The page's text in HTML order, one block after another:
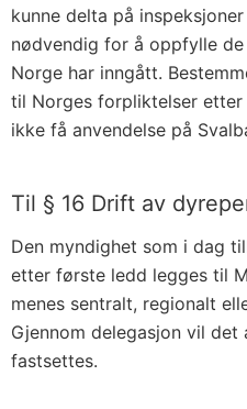
kunne delta på
nødvendig for å oppfylle
Norge har inngått.
til Norges forpliktelser
ikke få anvendelse på
Til § 16 Drift av
Den myndighet som i dag
etter første ledd legges til
menes sentralt, regionalt
Gjennom delegasjon vil det
fastsettes.